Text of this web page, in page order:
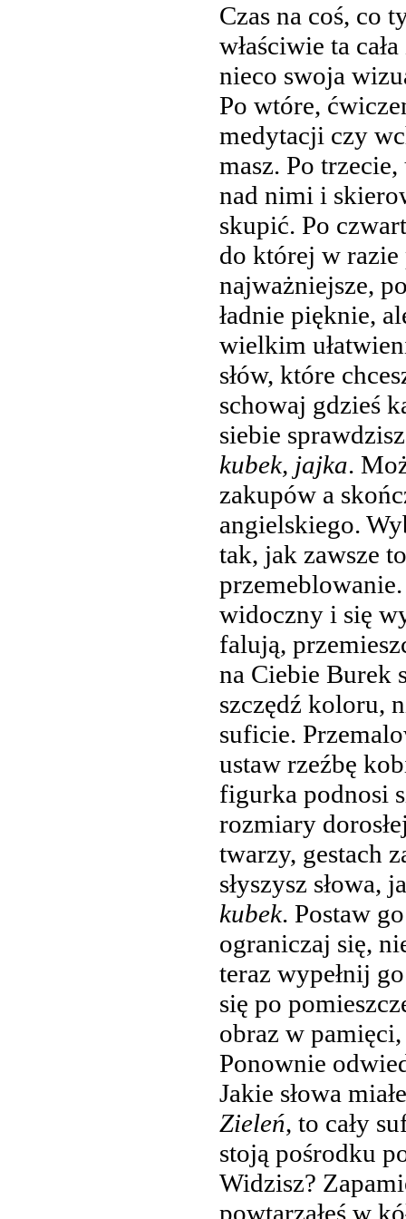
Czas na coś, co
właściwie ta
nieco swoja
Po wtóre,
medytacji czy
masz. Po
nad nimi i
skupić. Po
do której w razie
najważniejsze,
ładnie pięknie,
wielkim
słów, które
schowaj gdzieś
siebie
kubek, jajka.
zakupów a
angielskiego.
tak, jak zawsze
widoczny i się
falują,
na Ciebie Burek
szczędź koloru,
suficie.
ustaw rzeźbę
figurka podnosi
rozmiary
twarzy, gestach
słyszysz słowa,
kubek. Postaw
ograniczaj się,
teraz wypełnij
się po
obraz w
Ponownie
Jakie słowa
Zieleń, to cały
stoją pośrodku
Widzisz?
powtarzałeś w